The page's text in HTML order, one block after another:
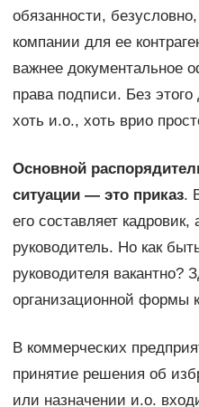
обязанности,
компании для ее
важнее документальное
права подписи. Без
хоть и.о., хоть врио
Основной
ситуации — это приказ.
его составляет кадровик,
руководитель. Но как
руководителя вакантно?
организационной формы
В коммерческих
принятие решения об
или назначении и.о.